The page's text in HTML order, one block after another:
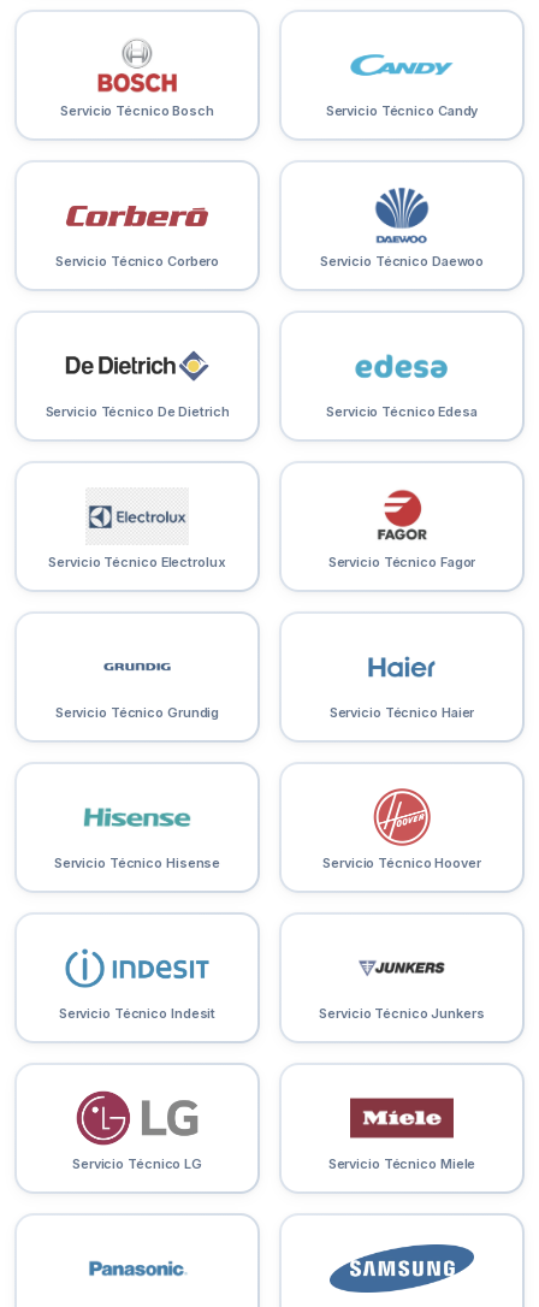
Servicio Técnico Bosch Servicio Técnico Candy
Servicio Técnico Corbero Servicio Técnico Daewoo
Servicio Técnico De Dietrich Servicio Técnico Edesa
Servicio Técnico Electrolux Servicio Técnico Fagor
Servicio Técnico Grundig Servicio Técnico Haier
Servicio Técnico Hisense Servicio Técnico Hoover
Servicio Técnico Indesit Servicio Técnico Junkers
Servicio Técnico LG Servicio Técnico Miele